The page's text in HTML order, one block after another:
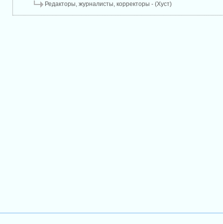
Редакторы, журналисты, корректоры - (Хуст)